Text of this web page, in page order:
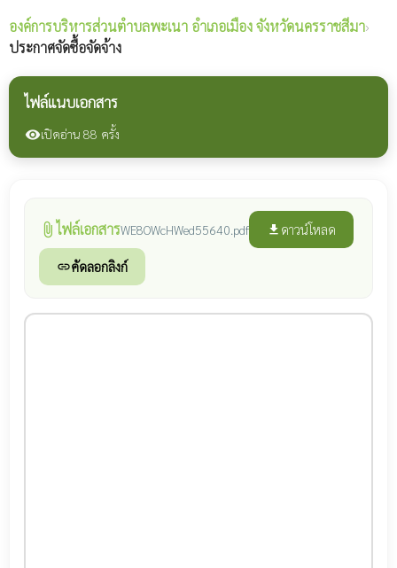
องค์การบริหารส่วนตำบลพะเนา อำเภอเมือง จังหวัดนครราชสีมา›
ประกาศจัดซื้อจัดจ้าง
ไฟล์แนบเอกสาร
visibilityเปิดอ่าน 88 ครั้ง
attach_file ไฟล์เอกสารWE8OWcHWed55640.pdf file_download ดาวน์โหลด
linkคัดลอกลิงก์